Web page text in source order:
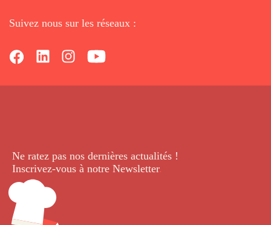
Suivez nous sur les réseaux :
Ne ratez pas nos dernières actualités !
Inscrivez-vous à notre Newsletter.